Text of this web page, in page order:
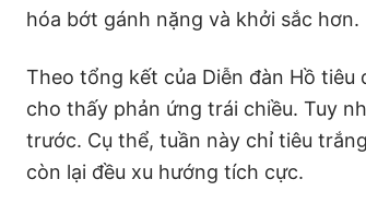
hóa bớt gánh nặng và khởi sắc hơn.
Theo tổng kết của Diễn đàn Hồ
cho thấy phản ứng trái chiều. Tuy
trước. Cụ thể, tuần này chỉ tiêu
còn lại đều xu hướng tích cực.